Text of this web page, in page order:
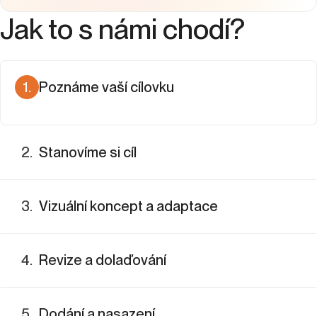
Jak to s námi chodí?
1. Poznáme vaší cílovku
2. Stanovíme si cíl
3. Vizuální koncept a adaptace
4. Revize a dolaďování